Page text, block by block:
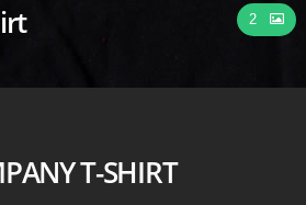
2
T-SHIRT